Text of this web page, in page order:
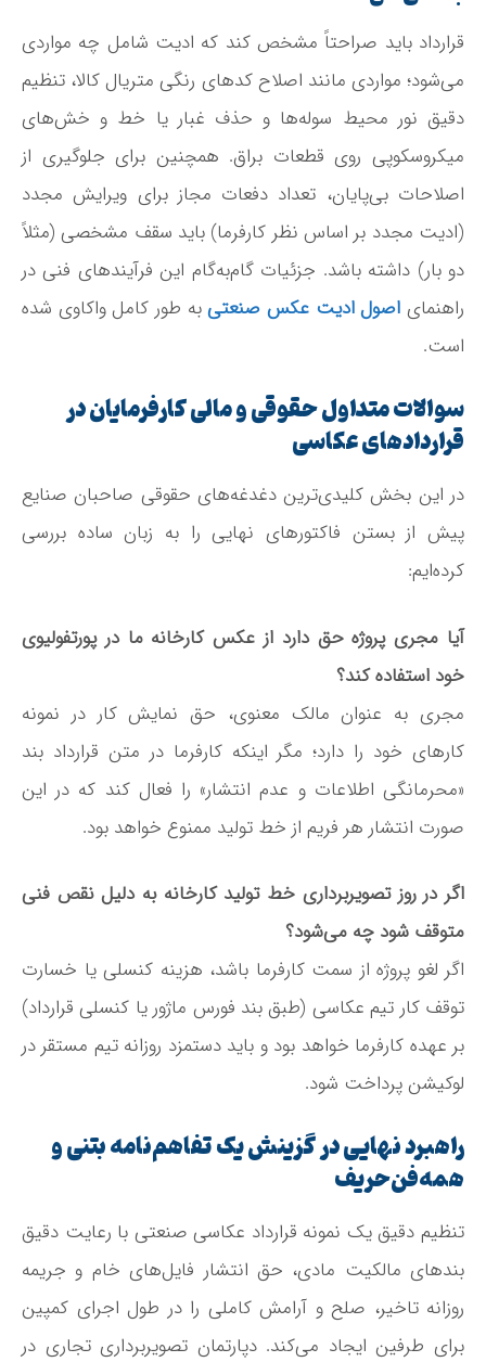
قرارداد باید صراحتاً مشخص کند که ادیت شامل چه مواردی
می‌شود؛ مواردی مانند اصلاح کدهای رنگی متریال کالا، تنظیم
دقیق نور محیط سوله‌ها و حذف غبار یا خط‌ و خش‌های
میکروسکوپی روی قطعات براق. همچنین برای جلوگیری از
اصلاحات بی‌پایان، تعداد دفعات مجاز برای ویرایش مجدد
(ادیت مجدد بر اساس نظر کارفرما) باید سقف مشخصی (مثلاً
دو بار) داشته باشد. جزئیات گام‌به‌گام این فرآیندهای فنی در
راهنمای اصول ادیت عکس صنعتیبه طور کامل واکاوی شده
است.
سوالات متداول حقوقی و مالی کارفرمایان در
قراردادهای عکاسی
در این بخش کلیدی‌ترین دغدغه‌های حقوقی صاحبان صنایع
پیش از بستن فاکتورهای نهایی را به زبان ساده بررسی
کرده‌ایم:
آیا مجری پروژه حق دارد از عکس کارخانه ما در پورتفولیوی
خود استفاده کند؟
مجری به عنوان مالک معنوی، حق نمایش کار در نمونه
کارهای خود را دارد؛ مگر اینکه کارفرما در متن قرارداد بند
«محرمانگی اطلاعات و عدم انتشار» را فعال کند که در این
صورت انتشار هر فریم از خط تولید ممنوع خواهد بود.
اگر در روز تصویربرداری خط تولید کارخانه به دلیل نقص فنی
متوقف شود چه می‌شود؟
اگر لغو پروژه از سمت کارفرما باشد، هزینه کنسلی یا خسارت
توقف کار تیم عکاسی (طبق بند فورس ماژور یا کنسلی قرارداد)
بر عهده کارفرما خواهد بود و باید دستمزد روزانه تیم مستقر در
لوکیشن پرداخت شود.
راهبرد نهایی در گزینش یک تفاهم‌نامه بتنی و
همه‌فن‌حریف
تنظیم دقیق یک نمونه قرارداد عکاسی صنعتی با رعایت دقیق
بندهای مالکیت مادی، حق انتشار فایل‌های خام و جریمه
روزانه تاخیر، صلح و آرامش کاملی را در طول اجرای کمپین
برای طرفین ایجاد می‌کند. دپارتمان تصویربرداری تجاری در